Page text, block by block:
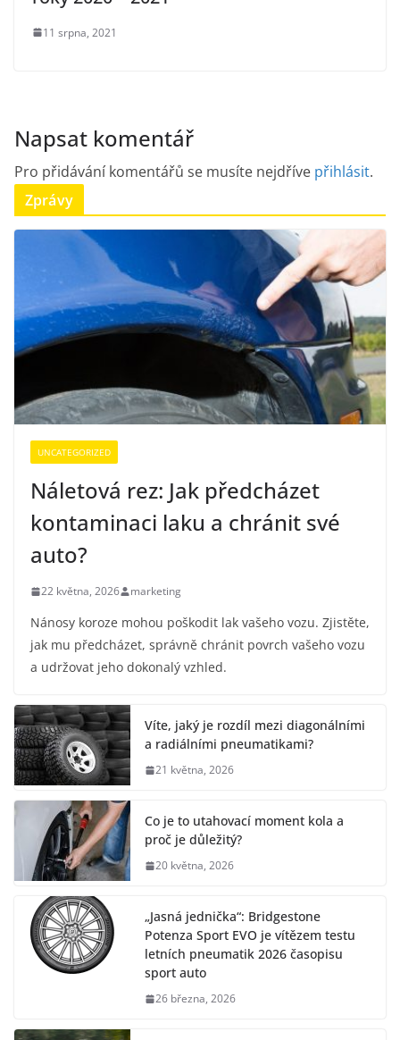
11 srpna, 2021
Napsat komentář
Pro přidávání komentářů se musíte nejdříve přihlásit.
Zprávy
UNCATEGORIZED
Náletová rez: Jak předcházet
kontaminaci laku a chránit své
auto?
22 května, 2026 marketing
Nánosy koroze mohou poškodit lak vašeho vozu. Zjistěte,
jak mu předcházet, správně chránit povrch vašeho vozu
a udržovat jeho dokonalý vzhled.
Víte, jaký je rozdíl mezi diagonálními
a radiálními pneumatikami?
21 května, 2026
Co je to utahovací moment kola a
proč je důležitý?
20 května, 2026
„Jasná jednička“: Bridgestone
Potenza Sport EVO je vítězem testu
letních pneumatik 2026 časopisu
sport auto
26 března, 2026